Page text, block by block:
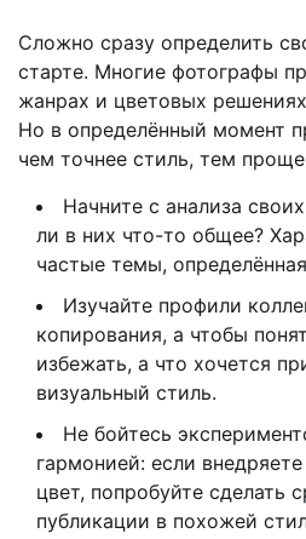
Сложно сразу определить
старте. Многие фотографы
жанрах и цветовых
Но в определённый момент
чем точнее стиль, тем
Начните с анализа
ли в них что-то общее?
частые темы,
Изучайте профили
копирования, а чтобы
избежать, а что хочется
визуальный стиль.
Не бойтесь
гармонией: если
цвет, попробуйте сделать
публикации в похожей